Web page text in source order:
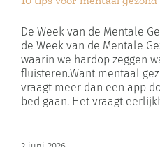
De Week van de Mentale
de Week van de Mentale
waarin we hardop zeggen
fluisteren.Want mentaal
vraagt meer dan een app
bed gaan. Het vraagt